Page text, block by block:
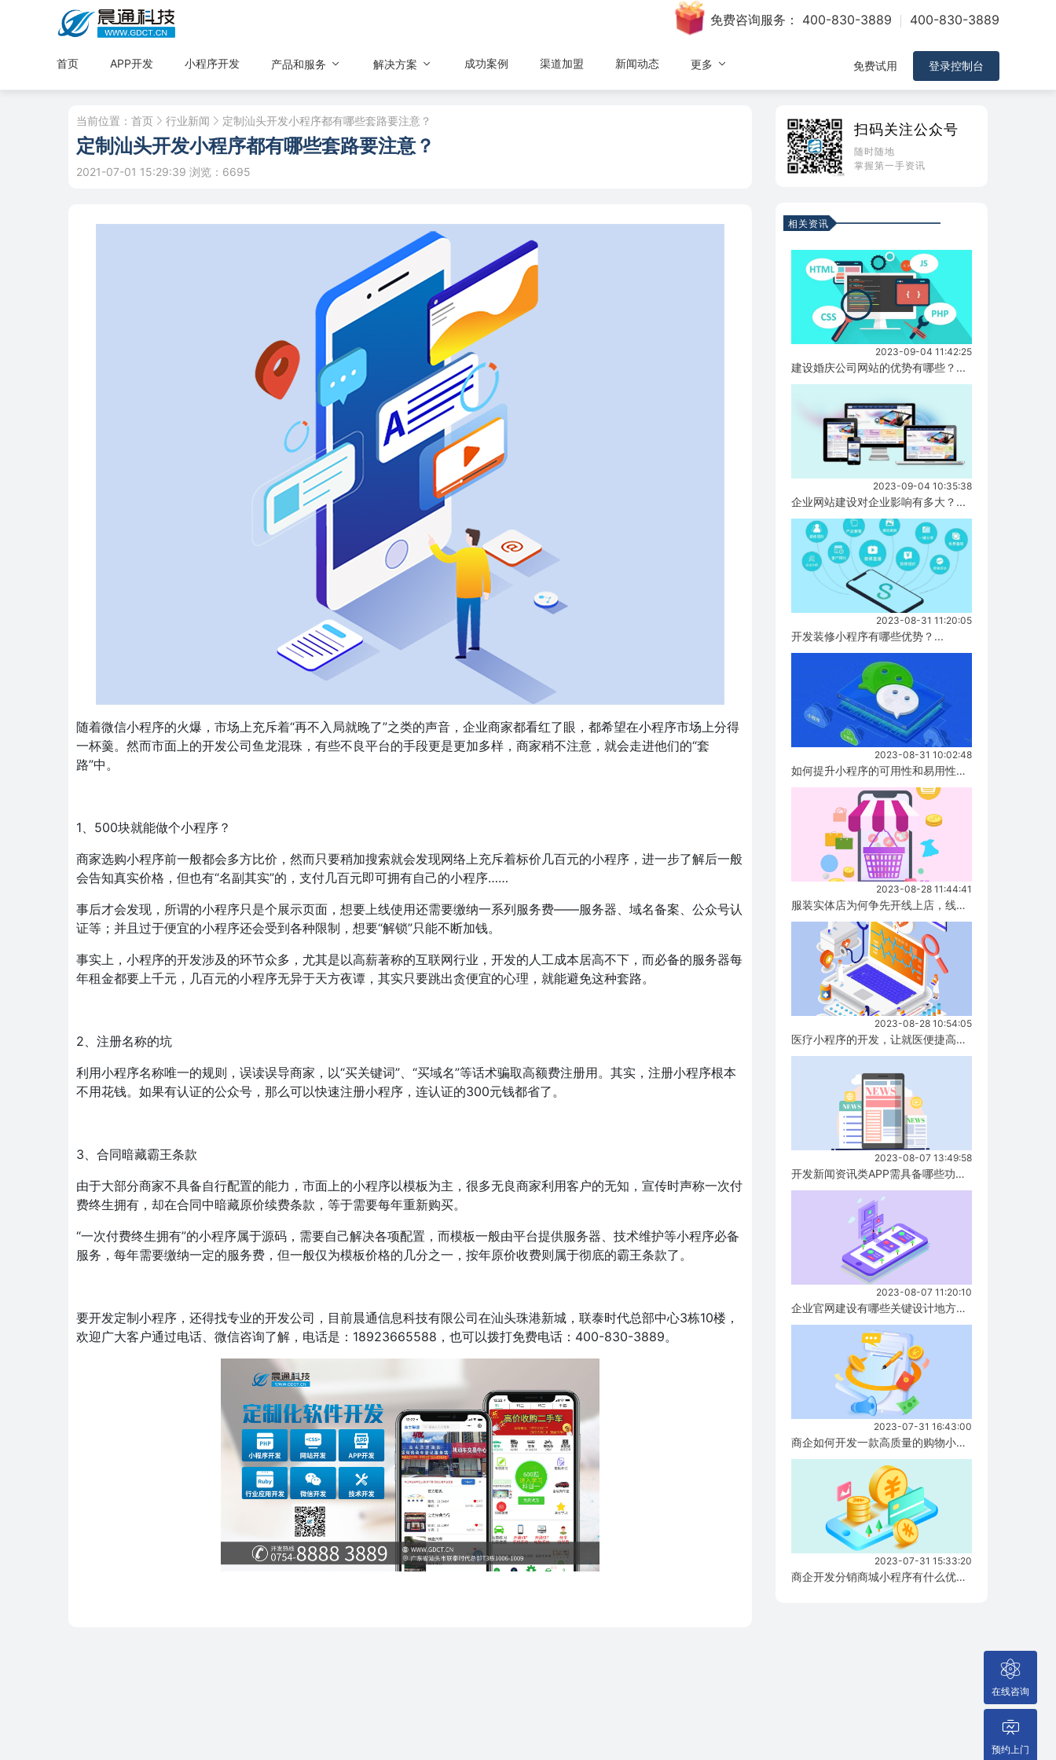
免费咨询服务： 400-830-3889 400-830-3889
首页 APP开发 小程序开发 产品和服务 解决方案 成功案例 渠道加盟 新闻动态 更多 免费试用 登录控制台
当前位置： 首页 行业新闻 定制汕头开发小程序都有哪些套路要注意？
定制汕头开发小程序都有哪些套路要注意？
2021-07-01 15:29:39 浏览：6695
随着微信小程序的火爆，市场上充斥着“再不入局就晚了”之类的声音，企业商家都看红了眼，都希望在小程序市场上分得
一杯羹。然而市面上的开发公司鱼龙混珠，有些不良平台的手段更是更加多样，商家稍不注意，就会走进他们的“套
路”中。
1、500块就能做个小程序？
商家选购小程序前一般都会多方比价，然而只要稍加搜索就会发现网络上充斥着标价几百元的小程序，进一步了解后一般
会告知真实价格，但也有“名副其实”的，支付几百元即可拥有自己的小程序……
事后才会发现，所谓的小程序只是个展示页面，想要上线使用还需要缴纳一系列服务费——服务器、域名备案、公众号认
证等；并且过于便宜的小程序还会受到各种限制，想要“解锁”只能不断加钱。
事实上，小程序的开发涉及的环节众多，尤其是以高薪著称的互联网行业，开发的人工成本居高不下，而必备的服务器每
年租金都要上千元，几百元的小程序无异于天方夜谭，其实只要跳出贪便宜的心理，就能避免这种套路。
2、注册名称的坑
利用小程序名称唯一的规则，误读误导商家，以“买关键词”、“买域名”等话术骗取高额费注册用。其实，注册小程序根本
不用花钱。如果有认证的公众号，那么可以快速注册小程序，连认证的300元钱都省了。
3、合同暗藏霸王条款
由于大部分商家不具备自行配置的能力，市面上的小程序以模板为主，很多无良商家利用客户的无知，宣传时声称一次付
费终生拥有，却在合同中暗藏原价续费条款，等于需要每年重新购买。
“一次付费终生拥有”的小程序属于源码，需要自己解决各项配置，而模板一般由平台提供服务器、技术维护等小程序必备
服务，每年需要缴纳一定的服务费，但一般仅为模板价格的几分之一，按年原价收费则属于彻底的霸王条款了。
要开发定制小程序，还得找专业的开发公司，目前晨通信息科技有限公司在汕头珠港新城，联泰时代总部中心3栋10楼，
欢迎广大客户通过电话、微信咨询了解，电话是：18923665588，也可以拨打免费电话：400-830-3889。
扫码关注公众号
随时随地
掌握第一手资讯
相关资讯
2023-09-04 11:42:25
建设婚庆公司网站的优势有哪些？...
2023-09-04 10:35:38
企业网站建设对企业影响有多大？...
2023-08-31 11:20:05
开发装修小程序有哪些优势？...
2023-08-31 10:02:48
如何提升小程序的可用性和易用性，有哪些方式！...
2023-08-28 11:44:41
服装实体店为何争先开线上店，线上店与实体店有什么区别？...
2023-08-28 10:54:05
医疗小程序的开发，让就医便捷高效！...
2023-08-07 13:49:58
开发新闻资讯类APP需具备哪些功能？...
2023-08-07 11:20:10
企业官网建设有哪些关键设计地方要注意？...
2023-07-31 16:43:00
商企如何开发一款高质量的购物小程序？...
2023-07-31 15:33:20
商企开发分销商城小程序有什么优势？...
在线咨询
预约上门